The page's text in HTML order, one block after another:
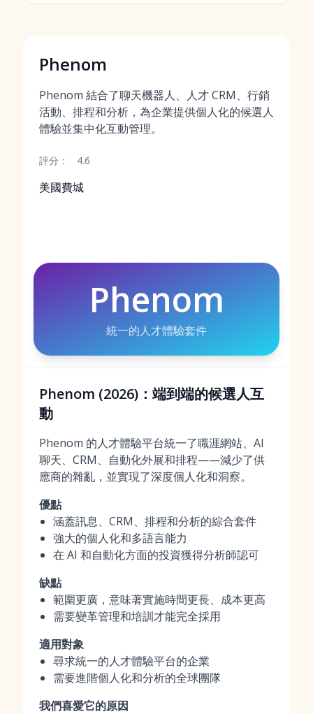
Phenom
Phenom 結合了聊天機器人、人才 CRM、行銷
活動、排程和分析，為企業提供個人化的候選人
體驗並集中化互動管理。
評分： 4.6
美國費城
Phenom
統一的人才體驗套件
Phenom (2026)：端到端的候選人互
動
Phenom 的人才體驗平台統一了職涯網站、AI
聊天、CRM、自動化外展和排程——減少了供
應商的雜亂，並實現了深度個人化和洞察。
優點
涵蓋訊息、CRM、排程和分析的綜合套件
強大的個人化和多語言能力
在 AI 和自動化方面的投資獲得分析師認可
缺點
範圍更廣，意味著實施時間更長、成本更高
需要變革管理和培訓才能完全採用
適用對象
尋求統一的人才體驗平台的企業
需要進階個人化和分析的全球團隊
我們喜愛它的原因